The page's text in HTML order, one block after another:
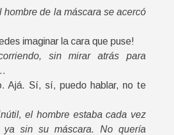
hombre de la máscara se acercó
imaginar la cara que puse!
sin mirar atrás para
Ajá. Sí, sí, puedo hablar, no te
el hombre estaba cada vez
ya sin su máscara. No quería